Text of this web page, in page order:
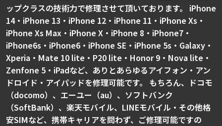
ップクラスの技術力で修理させて頂いております。 iPhone
14・iPhone 13・iPhone 12・iPhone 11・iPhone Xs・
iPhone Xs Max・iPhone X・iPhone 8・iPhone7・
iPhone6s・iPhone6・iPhone SE・iPhone 5s・Galaxy・
Xperia・Mate 10 lite・P20 lite・Honor 9・Nova lite・
Zenfone 5・iPadなど、ありとあらゆるアイフォン・アン
ドロイド・アイパッドを修理可能です。 もちろん、ドコモ
（docomo）、エーユー（au）、ソフトバンク
（SoftBank）、楽天モバイル、LINEモバイル・その他格
安SIMなど、携帯キャリアを問わず、ご修理可能ですの